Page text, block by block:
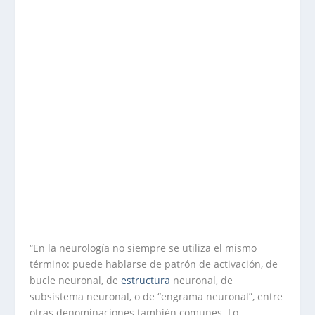
“En la neurología no siempre se utiliza el mismo
término: puede hablarse de patrón de activación, de
bucle neuronal, deestructura neuronal, de
subsistema neuronal, o de “engrama neuronal”, entre